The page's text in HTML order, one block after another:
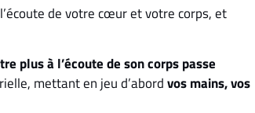
de votre cœur et votre corps, et
plus à l’écoute de son corps passe
mettant en jeu d’abordvos mains, vos